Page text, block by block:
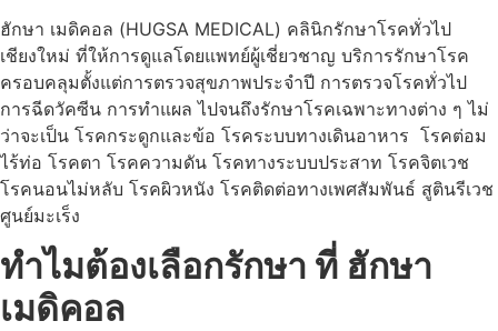
ฮักษา เมดิคอล (HUGSA MEDICAL) คลินิกรักษาโรคทั่วไป
เชียงใหม่ ที่ให้การดูแลโดยแพทย์ผู้เชี่ยวชาญ บริการรักษาโรค
ครอบคลุมตั้งแต่การตรวจสุขภาพประจำปี การตรวจโรคทั่วไป
การฉีดวัคซีน การทำแผล ไปจนถึงรักษาโรคเฉพาะทางต่าง ๆ ไม่
ว่าจะเป็น โรคกระดูกและข้อ โรคระบบทางเดินอาหาร โรคต่อม
ไร้ท่อ โรคตา โรคความดัน โรคทางระบบประสาท โรคจิตเวช
โรคนอนไม่หลับ โรคผิวหนัง โรคติดต่อทางเพศสัมพันธ์ สูตินรีเวช
ศูนย์มะเร็ง
ทำไมต้องเลือกรักษา ที่ ฮักษา
เมดิคอล